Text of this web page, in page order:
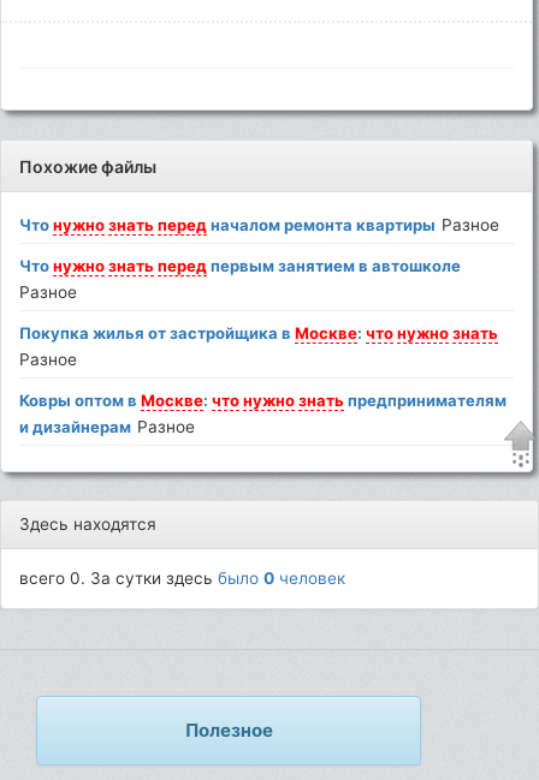
Похожие файлы
Чтонужно знать передначалом ремонта квартиры Разное
Чтонужно знать передпервым занятием в автошколе
Разное
Покупка жилья от застройщика вМоскве:что нужно знать
Разное
Ковры оптом вМоскве:что нужно знать предпринимателям
и дизайнерам Разное
Здесь находятся
всего 0. За сутки здесьбыло0 человек
Полезное